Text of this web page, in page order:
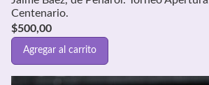
Centenario.
$500,00
Agregar al carrito